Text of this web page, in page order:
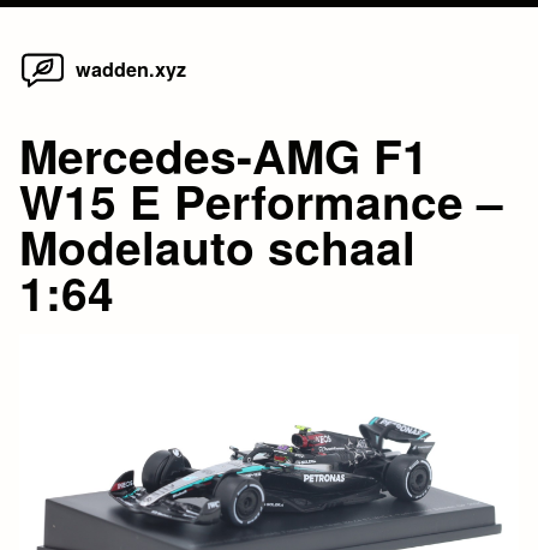
Skip
wadden.xyz
Mercedes-AMG F1
W15 E Performance –
Modelauto schaal
1:64